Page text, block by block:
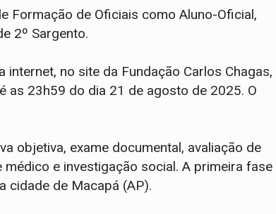
Formação de Oficiais como Aluno-Oficial,
2º Sargento.
no site da Fundação Carlos Chagas,
as 23h59 do dia 21 de agosto de 2025. O
objetiva, exame documental, avaliação de
e investigação social. A primeira fase
cidade de Macapá (AP).